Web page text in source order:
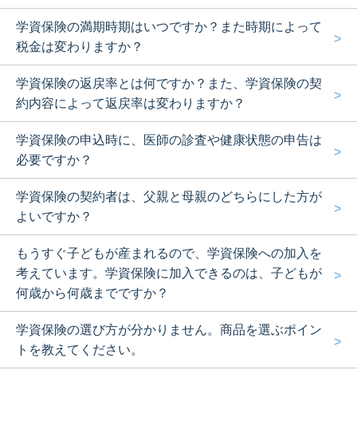
学資保険の満期時期はいつですか？また時期によって
税金は変わりますか？
学資保険の返戻率とは何ですか？また、学資保険の契
約内容によって返戻率は変わりますか？
学資保険の申込時に、医師の診査や健康状態の申告は
必要ですか？
学資保険の契約者は、父親と母親のどちらにした方が
よいですか？
もうすぐ子どもが産まれるので、学資保険への加入を
考えています。学資保険に加入できるのは、子どもが
何歳から何歳までですか？
学資保険の選び方が分かりません。商品を選ぶポイン
トを教えてください。